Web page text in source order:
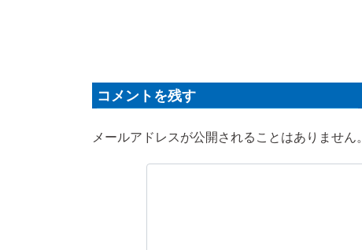
コメントを残す
メールアドレスが公開されることはありません。